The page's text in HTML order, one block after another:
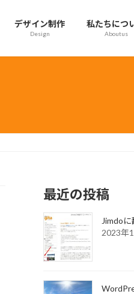
デザイン制作
Design
私たちにつ
Aboutus
最近の投稿
Jimdo
2023年